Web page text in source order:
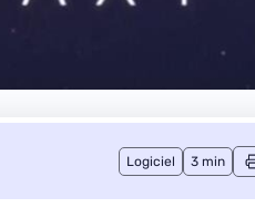
Logiciel 3 min